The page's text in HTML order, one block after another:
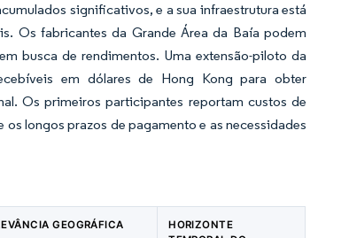
significativos, e a sua infraestrutura está
Os fabricantes da Grande Área da Baía podem
busca de rendimentos. Uma extensão-piloto da
em dólares de Hong Kong para obter
Os primeiros participantes reportam custos de
longos prazos de pagamento e as necessidades
GEOGRÁFICA
HORIZONTE